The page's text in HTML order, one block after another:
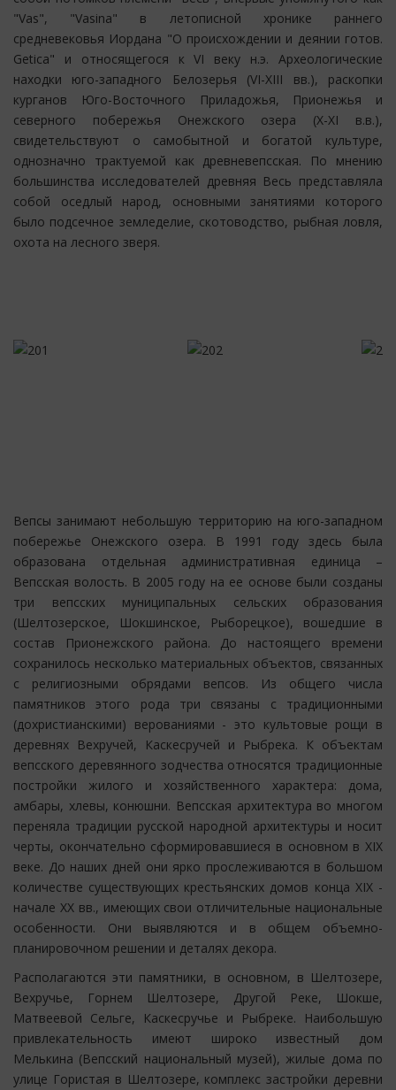
"Vas", "Vasina" в летописной хронике раннего
средневековья Иордана "О происхождении и деянии готов.
Getica" и относящегося к VI веку н.э. Археологические
находки юго-западного Белозерья (VI-XIII вв.), раскопки
курганов Юго-Восточного Приладожья, Прионежья и
северного побережья Онежского озера (X-XI в.в.),
свидетельствуют о самобытной и богатой культуре,
однозначно трактуемой как древневепсская. По мнению
большинства исследователей древняя Весь представляла
собой оседлый народ, основными занятиями которого
было подсечное земледелие, скотоводство, рыбная ловля,
охота на лесного зверя.
Вепсы занимают небольшую территорию на юго-западном
побережье Онежского озера. В 1991 году здесь была
образована отдельная административная единица –
Вепсская волость. В 2005 году на ее основе были созданы
три вепсских муниципальных сельских образования
(Шелтозерское, Шокшинское, Рыборецкое), вошедшие в
состав Прионежского района. До настоящего времени
сохранилось несколько материальных объектов, связанных
с религиозными обрядами вепсов. Из общего числа
памятников этого рода три связаны с традиционными
(дохристианскими) верованиями - это культовые рощи в
деревнях Вехручей, Каскесручей и Рыбрека. К объектам
вепсского деревянного зодчества относятся традиционные
постройки жилого и хозяйственного характера: дома,
амбары, хлевы, конюшни. Вепсская архитектура во многом
переняла традиции русской народной архитектуры и носит
черты, окончательно сформировавшиеся в основном в XIX
веке. До наших дней они ярко прослеживаются в большом
количестве существующих крестьянских домов конца XIX -
начале XX вв., имеющих свои отличительные национальные
особенности. Они выявляются и в общем объемно-
планировочном решении и деталях декора.
Располагаются эти памятники, в основном, в Шелтозере,
Вехручье, Горнем Шелтозере, Другой Реке, Шокше,
Матвеевой Сельге, Каскесручье и Рыбреке. Наибольшую
привлекательность имеют широко известный дом
Мелькина (Вепсский национальный музей), жилые дома по
улице Гористая в Шелтозере, комплекс застройки деревни